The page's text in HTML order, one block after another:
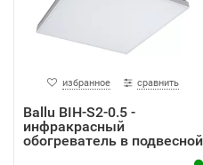
избранное сравнить
Ballu BIH-S2-0.5 -
инфракрасный
обогреватель в подвесной